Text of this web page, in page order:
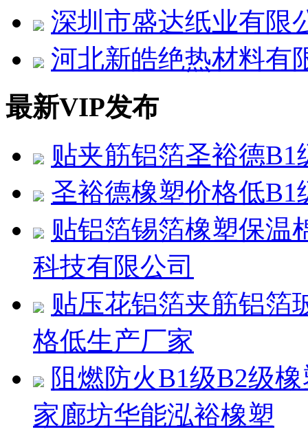
深圳市盛达纸业有限
河北新皓绝热材料有
最新VIP发布
贴夹筋铝箔圣裕德B1
圣裕德橡塑价格低
贴铝箔锡箔橡塑保温
科技有限公司
贴压花铝箔夹筋铝箔
格低生产厂家
阻燃防火B1级B2级
家廊坊华能泓裕橡塑